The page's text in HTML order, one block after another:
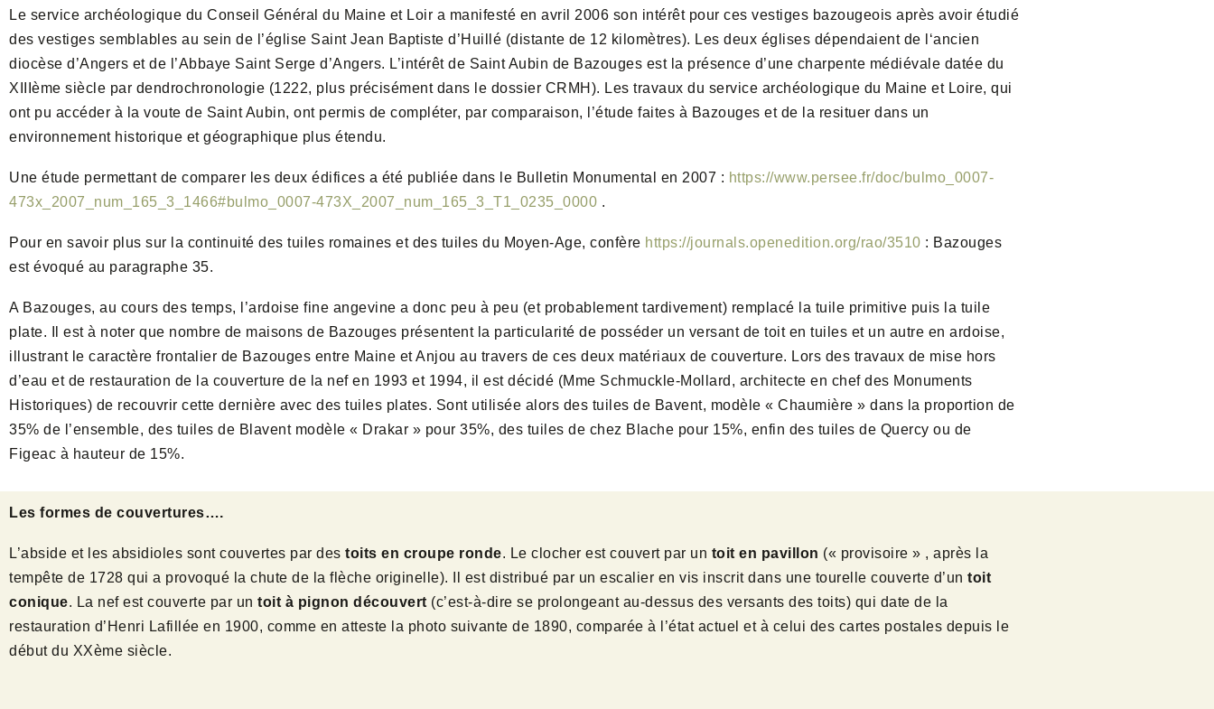
Le service archéologique du Conseil Général du Maine et Loir a manifesté en avril 2006 son intérêt pour ces vestiges bazougeois après avoir étudié
des vestiges semblables au sein de l’église Saint Jean Baptiste d’Huillé (distante de 12 kilomètres). Les deux églises dépendaient de l‘ancien
diocèse d’Angers et de l’Abbaye Saint Serge d’Angers. L’intérêt de Saint Aubin de Bazouges est la présence d’une charpente médiévale datée du
XIIIème siècle par dendrochronologie (1222, plus précisément dans le dossier CRMH). Les travaux du service archéologique du Maine et Loire, qui
ont pu accéder à la voute de Saint Aubin, ont permis de compléter, par comparaison, l’étude faites à Bazouges et de la resituer dans un
environnement historique et géographique plus étendu.
Une étude permettant de comparer les deux édifices a été publiée dans le Bulletin Monumental en 2007 : https://www.persee.fr/doc/bulmo_0007-
473x_2007_num_165_3_1466#bulmo_0007-473X_2007_num_165_3_T1_0235_0000 .
Pour en savoir plus sur la continuité des tuiles romaines et des tuiles du Moyen-Age, confère https://journals.openedition.org/rao/3510 : Bazouges
est évoqué au paragraphe 35.
A Bazouges, au cours des temps, l’ardoise fine angevine a donc peu à peu (et probablement tardivement) remplacé la tuile primitive puis la tuile
plate. Il est à noter que nombre de maisons de Bazouges présentent la particularité de posséder un versant de toit en tuiles et un autre en ardoise,
illustrant le caractère frontalier de Bazouges entre Maine et Anjou au travers de ces deux matériaux de couverture. Lors des travaux de mise hors
d’eau et de restauration de la couverture de la nef en 1993 et 1994, il est décidé (Mme Schmuckle-Mollard, architecte en chef des Monuments
Historiques) de recouvrir cette dernière avec des tuiles plates. Sont utilisée alors des tuiles de Bavent, modèle « Chaumière » dans la proportion de
35% de l’ensemble, des tuiles de Blavent modèle « Drakar » pour 35%, des tuiles de chez Blache pour 15%, enfin des tuiles de Quercy ou de
Figeac à hauteur de 15%.
Les formes de couvertures….
L’abside et les absidioles sont couvertes par des toits en croupe ronde. Le clocher est couvert par un toit en pavillon (« provisoire » , après la
tempête de 1728 qui a provoqué la chute de la flèche originelle). Il est distribué par un escalier en vis inscrit dans une tourelle couverte d’un toit
conique. La nef est couverte par un toit à pignon découvert (c’est-à-dire se prolongeant au-dessus des versants des toits) qui date de la
restauration d’Henri Lafillée en 1900, comme en atteste la photo suivante de 1890, comparée à l’état actuel et à celui des cartes postales depuis le
début du XXème siècle.